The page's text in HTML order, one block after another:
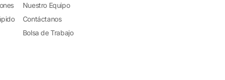
Nuestro Equipo
Contáctanos
Bolsa de Trabajo